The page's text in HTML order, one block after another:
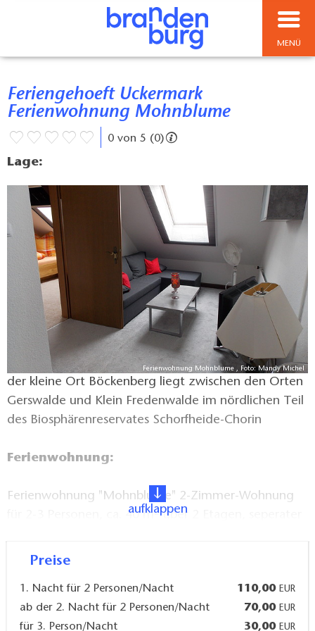
MENÜ
Feriengehoeft Uckermark
Ferienwohnung Mohnblume
0 von 5 (0)
Lage:
Ferienwohnung Mohnblume , Foto: Mandy Michel
der kleine Ort Böckenberg liegt zwischen den Orten
Gerswalde und Klein Fredenwalde im nördlichen Teil
des Biosphärenreservates Schorfheide-Chorin
Ferienwohnung:
Ferienwohnung "Mohnblume" 2-Zimmer-Wohnung
für 2-3 Personen, ca. 40 m² über 2 Etagen, seperater
Eingangsbereich/Flur im Erdgeschoss Küche
aufklappen
Preise
1. Nacht für 2 Personen/Nacht 110,00 EUR
ab der 2. Nacht für 2 Personen/Nacht 70,00 EUR
für 3. Person/Nacht 30,00 EUR